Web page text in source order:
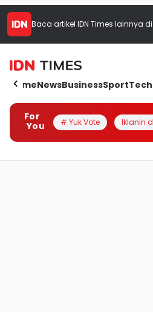
Baca artikel IDN Times lainnya di
HomeNewsBusinessSportTech
For
You
# Yuk Vote Iklanin